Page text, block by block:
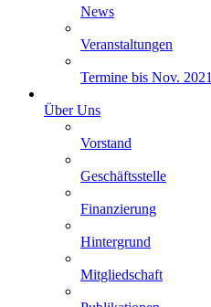
News
Veranstaltungen
Termine bis Nov. 2021
Über Uns
Vorstand
Geschäftsstelle
Finanzierung
Hintergrund
Mitgliedschaft